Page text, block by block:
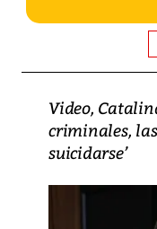
Video,
criminales,
suicidarse’